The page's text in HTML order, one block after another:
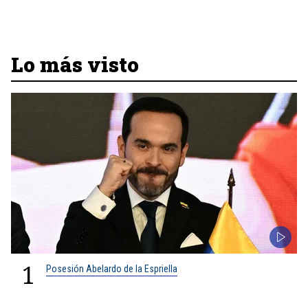
Lo más visto
1 Posesión Abelardo de la Espriella